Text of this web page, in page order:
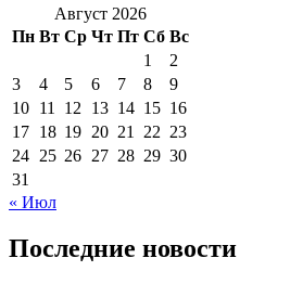
Август 2026
Пн Вт Ср Чт Пт Сб Вс
1
2
3
4 5 6 7 8
9
10 11 12 13 14 15 16
17 18 19 20 21 22 23
24 25 26 27 28 29 30
31
« Июл
Последние новости